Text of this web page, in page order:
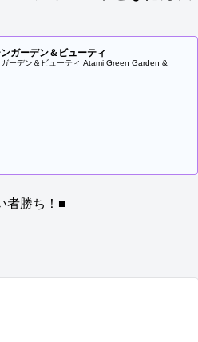
ガーデン＆ビューティ
ーデン＆ビューティ Atami Green Garden &
者勝ち！■